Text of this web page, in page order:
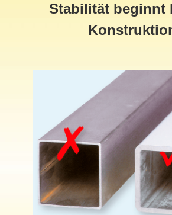
Stabilität beginnt